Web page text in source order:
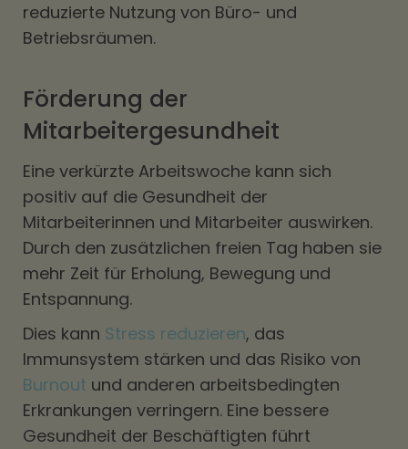
reduzierte Nutzung von Büro- und
Betriebsräumen.
Förderung der
Mitarbeitergesundheit
Eine verkürzte Arbeitswoche kann sich
positiv auf die Gesundheit der
Mitarbeiterinnen und Mitarbeiter auswirken.
Durch den zusätzlichen freien Tag haben sie
mehr Zeit für Erholung, Bewegung und
Entspannung.
Dies kann Stress reduzieren, das
Immunsystem stärken und das Risiko von
Burnout und anderen arbeitsbedingten
Erkrankungen verringern. Eine bessere
Gesundheit der Beschäftigten führt